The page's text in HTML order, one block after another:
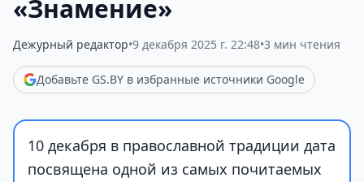
«Знамение»
Дежурный редактор•9 декабря 2025 г. 22:48•3 мин чтения
Добавьте GS.BY в избранные источники Google
10 декабря в православной традиции дата
посвящена одной из самых почитаемых